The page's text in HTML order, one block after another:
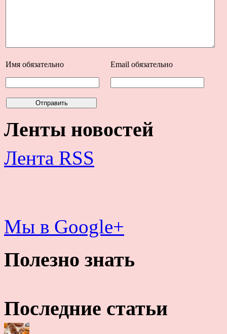
Имя обязательно Email обязательно
Ленты новостей
Лента RSS
Мы в Google+
Полезно знать
Последние статьи